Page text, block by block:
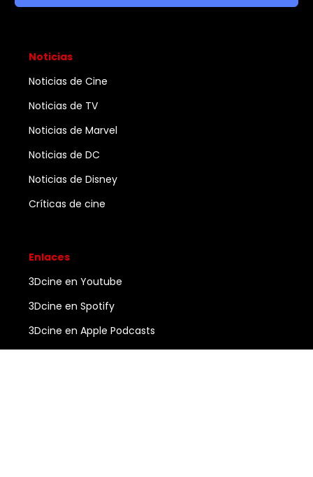
Noticias
Noticias de Cine
Noticias de TV
Noticias de Marvel
Noticias de DC
Noticias de Disney
Críticas de cine
Enlaces
3Dcine en Youtube
3Dcine en Spotify
3Dcine en Apple Podcasts